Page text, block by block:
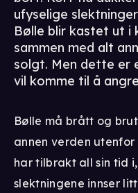
ufyselige
Bølle blir kastet ut i
sammen med alt
solgt. Men dette er
vil komme til å
Bølle må brått og
annen verden
har tilbrakt all sin tid
slektningene innser